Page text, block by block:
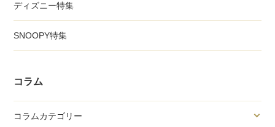
ディズニー特集
SNOOPY特集
コラム
コラムカテゴリー